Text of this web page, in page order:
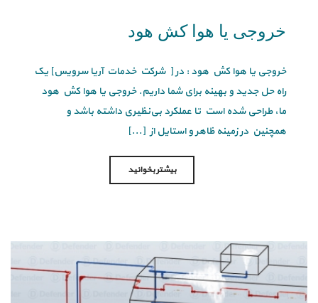
خروجی یا هوا کش هود
خروجی یا هوا کش هود : در [ شرکت خدمات آریا سرویس] یک
راه حل جدید و بهینه برای شما داریم. خروجی یا هوا کش هود
ما، طراحی شده است تا عملکرد بی‌نظیری داشته باشد و
همچنین در زمینه ظاهر و استایل از [...]
بیشتر بخوانید